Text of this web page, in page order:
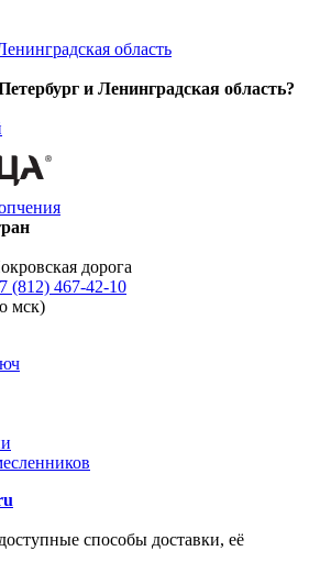
область
и Ленинградская область?
дорога
(812) 467-42-10
мск)
способы доставки, её